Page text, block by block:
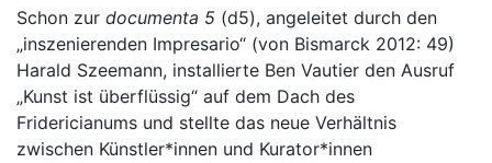
Schon zur documenta 5 (d5), angeleitet durch den
„inszenierenden Impresario“ (von Bismarck 2012: 49)
Harald Szeemann, installierte Ben Vautier den Ausruf
„Kunst ist überflüssig“ auf dem Dach des
Fridericianums und stellte das neue Verhältnis
zwischen Künstler*innen und Kurator*innen